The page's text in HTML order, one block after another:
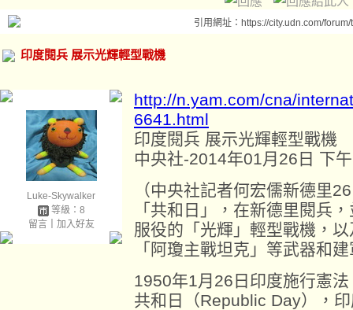
引用網址：https://city.udn.com/
印度閱兵 展示光輝輕型戰機
Luke-Skywalker
等級：8
留言｜ 加入好友
http://n.yam.com/cna/
6641.html
印度閱兵 展示光輝輕型戰機
中央社-2014年01月26日 下
（中央社記者何宏儒新德里
「共和日」，在新德里閱兵
服役的「光輝」輕型戰機，
「阿瓊主戰坦克」等武器和
1950年1月26日印度施行憲
共和日（Republic Day），